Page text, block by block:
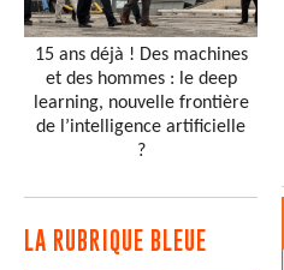
15 ans déjà ! Des machines
et des hommes : le deep
learning, nouvelle frontière
de l’intelligence artificielle
?
LA RUBRIQUE BLEUE